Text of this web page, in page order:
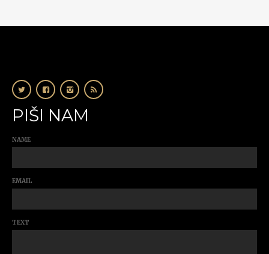
PIŠI NAM
NAME
EMAIL
TEXT